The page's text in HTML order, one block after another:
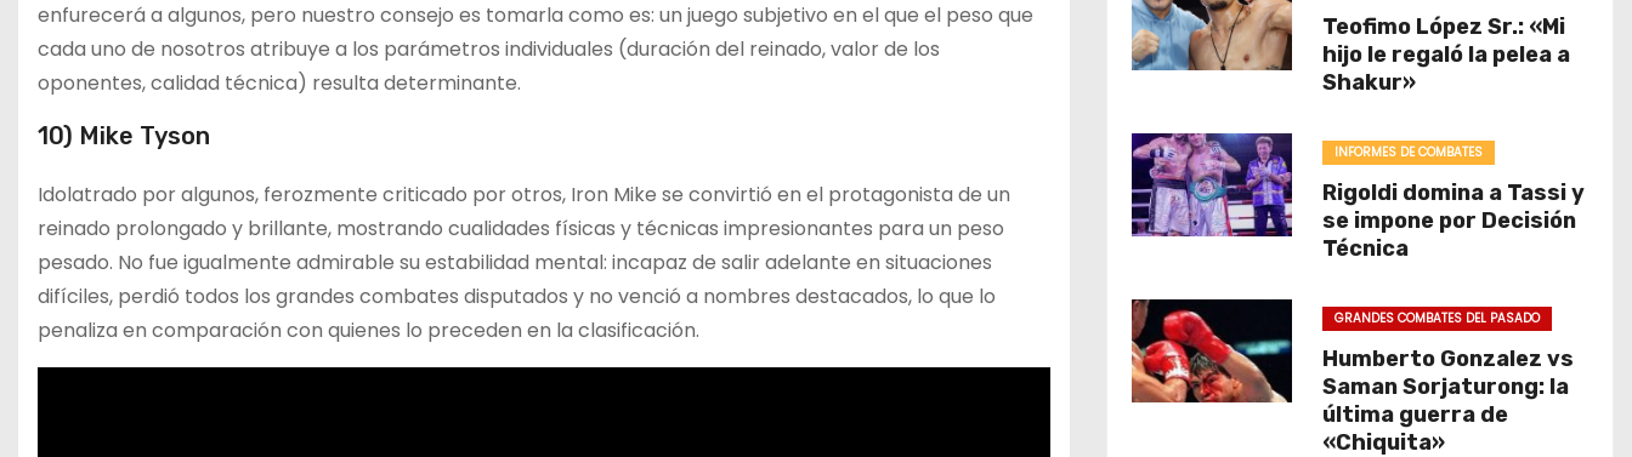
enfurecerá a algunos, pero nuestro consejo es tomarla como es: un juego subjetivo en el que el peso que
cada uno de nosotros atribuye a los parámetros individuales (duración del reinado, valor de los
oponentes, calidad técnica) resulta determinante.
10) Mike Tyson
Idolatrado por algunos, ferozmente criticado por otros, Iron Mike se convirtió en el protagonista de un
reinado prolongado y brillante, mostrando cualidades físicas y técnicas impresionantes para un peso
pesado. No fue igualmente admirable su estabilidad mental: incapaz de salir adelante en situaciones
difíciles, perdió todos los grandes combates disputados y no venció a nombres destacados, lo que lo
penaliza en comparación con quienes lo preceden en la clasificación.
Teofimo López Sr.: «Mi
hijo le regaló la pelea a
Shakur»
INFORMES DE COMBATES
Rigoldi domina a Tassi y
se impone por Decisión
Técnica
GRANDES COMBATES DEL PASADO
Humberto Gonzalez vs
Saman Sorjaturong: la
última guerra de
«Chiquita»